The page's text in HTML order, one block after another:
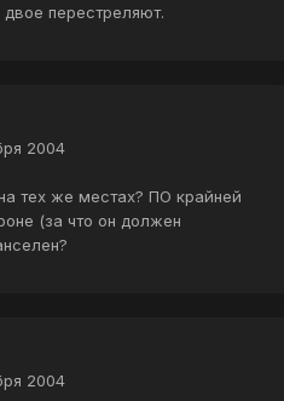
перестреляют.
2004
тех же местах? ПО крайней
(за что он должен
2004